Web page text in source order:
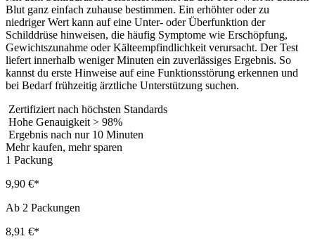
Blut ganz einfach zuhause bestimmen. Ein erhöhter oder zu
niedriger Wert kann auf eine Unter- oder Überfunktion der
Schilddrüse hinweisen, die häufig Symptome wie Erschöpfung,
Gewichtszunahme oder Kälteempfindlichkeit verursacht. Der Test
liefert innerhalb weniger Minuten ein zuverlässiges Ergebnis. So
kannst du erste Hinweise auf eine Funktionsstörung erkennen und
bei Bedarf frühzeitig ärztliche Unterstützung suchen.
Zertifiziert nach höchsten Standards
Hohe Genauigkeit > 98%
Ergebnis nach nur 10 Minuten
Mehr kaufen, mehr sparen
1 Packung
9,90 €*
Ab 2 Packungen
8,91 €*